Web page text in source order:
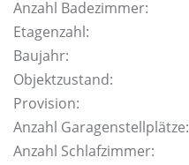
Anzahl Badezimmer:
Etagenzahl:
Baujahr:
Objektzustand:
Provision:
Anzahl Garagenstellplätze:
Anzahl Schlafzimmer: